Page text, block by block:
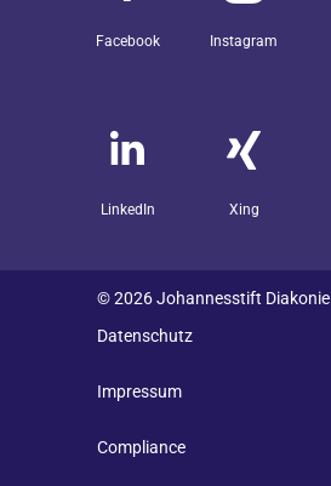
Facebook Instagram
LinkedIn Xing
© 2026 Johannesstift Diakonie
Datenschutz
Impressum
Compliance